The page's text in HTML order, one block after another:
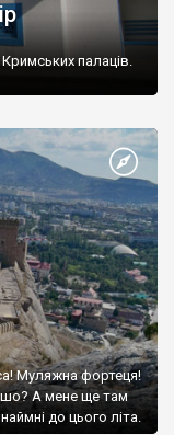
палаців.
Муляжна фортеця!
шо? А мене ще там
до цього літа.